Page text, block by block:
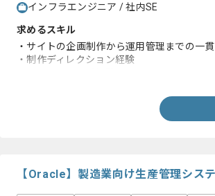
インフラエンジニア / 社内SE
求めるスキル
・サイトの企画制作から運用管理までの一
・制作ディレクション経験
【Oracle】製造業向け生産管理シス